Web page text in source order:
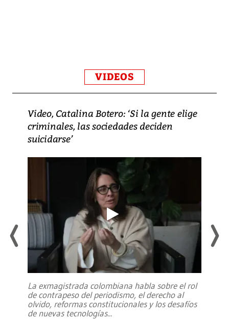
VIDEOS
Video, Catalina Botero: ‘Si la gente elige
criminales, las sociedades deciden
suicidarse’
La exmagistrada colombiana habla sobre el rol
de contrapeso del periodismo, el derecho al
olvido, reformas constitucionales y los desafíos
de nuevas tecnologías...